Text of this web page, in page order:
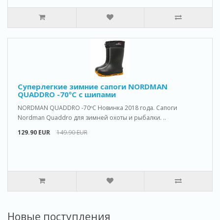
Cуперлегкие зимние сапоги NORDMAN
QUADDRO -70ºС с шипами
NORDMAN QUADDRO -70ºС Новинка 2018 года. Сапоги
Nordman Quaddro для зимней охоты и рыбалки. ..
129.90 EUR
149.90 EUR
Новые поступления